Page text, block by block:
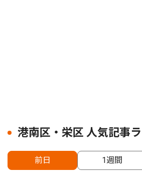
港南区・栄区 人気記事
前日 1週間